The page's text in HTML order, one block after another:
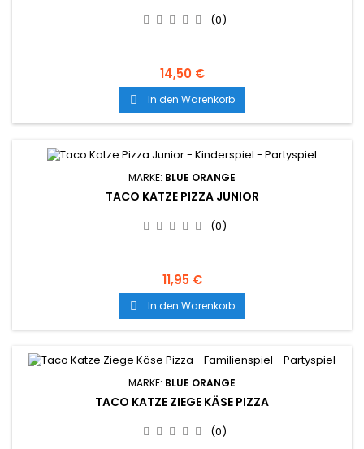
(0)
14,50 €
 In den Warenkorb
MARKE: BLUE ORANGE
TACO KATZE PIZZA JUNIOR
(0)
11,95 €
 In den Warenkorb
MARKE: BLUE ORANGE
TACO KATZE ZIEGE KÄSE PIZZA
(0)